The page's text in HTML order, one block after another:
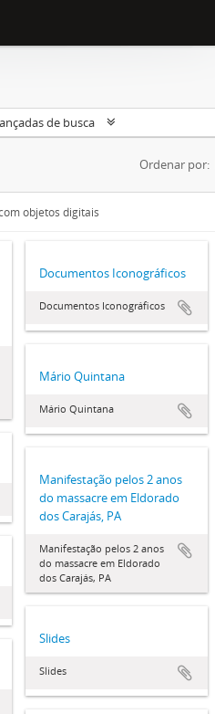
de busca
Ordenar por:
objetos digitais
Documentos Iconográficos
Documentos Iconográficos
Mário Quintana
Mário Quintana
Manifestação pelos 2 anos
do massacre em Eldorado
dos Carajás, PA
Manifestação pelos 2 anos
do massacre em Eldorado
dos Carajás, PA
Slides
Slides